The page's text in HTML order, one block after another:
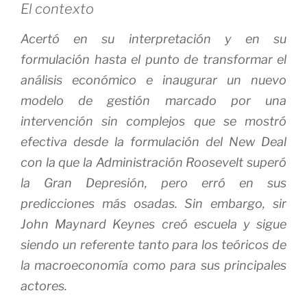
El contexto
Acertó en su interpretación y en su
formulación hasta el punto de transformar el
análisis económico e inaugurar un nuevo
modelo de gestión marcado por una
intervención sin complejos que se mostró
efectiva desde la formulación del New Deal
con la que la Administración Roosevelt superó
la Gran Depresión, pero erró en sus
predicciones más osadas. Sin embargo, sir
John Maynard Keynes creó escuela y sigue
siendo un referente tanto para los teóricos de
la macroeconomía como para sus principales
actores.